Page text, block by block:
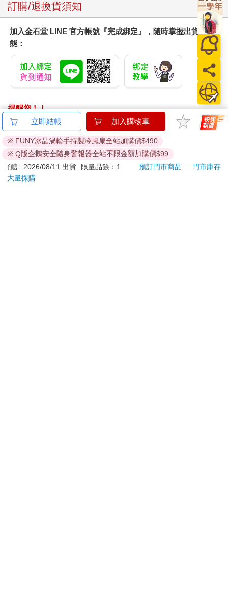
訂購/退換貨須知
加入金石堂 LINE 官方帳號『完成綁定』，隨時掌握出貨動
態：
提醒您！！
金石堂及銀行均不會請您操作ATM! 如接獲電話要求您前往
ATM提款機，請不要聽從指示，以免受騙上當！
退換貨須知：
**提醒您，鑑賞期不等於試用期，退回商品須為全新狀態**
依據「消費者保護法」第19條及行政院消費者保護處公告之
立即結帳 加入購物車
※ FUNY冰晶渦輪手持製冷風扇全站加購價$490
※ Q版企鵝安全隨身警報器全站不限金額加購價$99
預計 2026/08/11 出貨
限量品餘：1 預訂門市商品
門市庫存
大量採購